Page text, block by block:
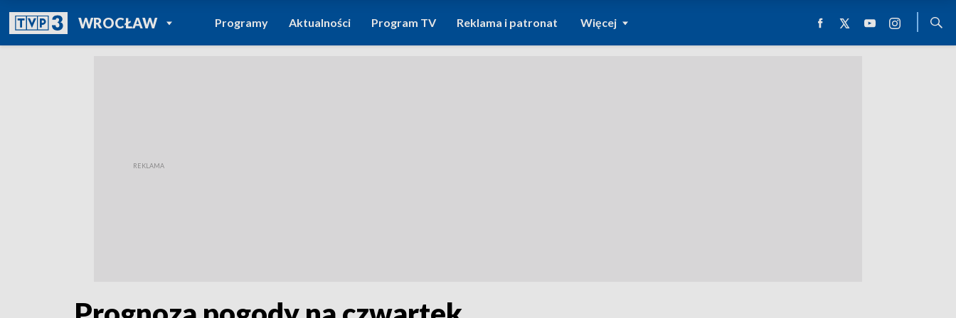
WROCŁAWPOWRÓT DO
TVP REGIONY
Programy Aktualności Program TV Reklama i patronat Więcej